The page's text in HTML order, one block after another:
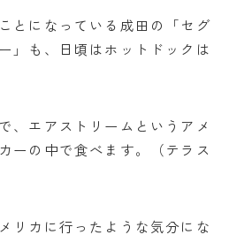
とになっている成田の「セグ
」も、日頃はホットドックは
、エアストリームというアメ
ーの中で食べます。（テラス
リカに行ったような気分にな